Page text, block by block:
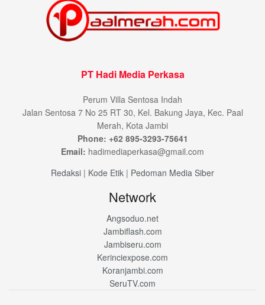
PT Hadi Media Perkasa
Perum Villa Sentosa Indah
Jalan Sentosa 7 No 25 RT 30, Kel. Bakung Jaya, Kec. Paal
Merah, Kota Jambi
Phone: +62 895-3293-75641
Email: hadimediaperkasa@gmail.com
Redaksi | Kode Etik | Pedoman Media Siber
Network
Angsoduo.net
Jambiflash.com
Jambiseru.com
Kerinciexpose.com
Koranjambi.com
SeruTV.com